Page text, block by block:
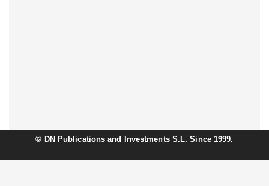
© DN Publications and Investments S.L. Since 1999.